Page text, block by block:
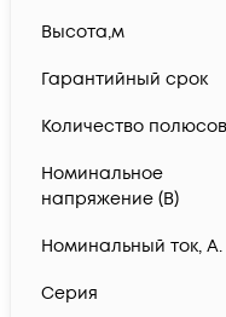
Высота,м
Гарантийный срок
Количество полюсов
Номинальное
напряжение (В)
Номинальный ток, А.
Серия